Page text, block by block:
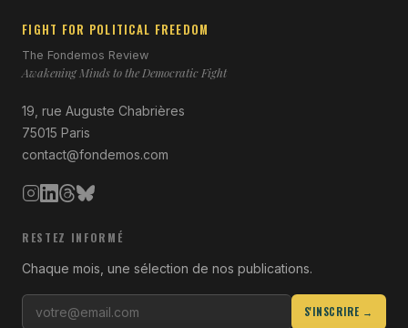
FIGHT FOR POLITICAL FREEDOM
The Fondemos Review
Awakening Minds to the Democratic Fight
19, rue Auguste Chabrières
75015 Paris
contact@fondemos.com
RESTEZ INFORMÉ
Chaque mois, une sélection de nos publications.
S'INSCRIRE →